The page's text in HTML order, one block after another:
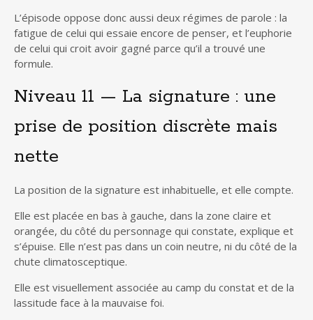
L’épisode oppose donc aussi deux régimes de parole : la
fatigue de celui qui essaie encore de penser, et l’euphorie
de celui qui croit avoir gagné parce qu’il a trouvé une
formule.
Niveau 11 — La signature : une
prise de position discrète mais
nette
La position de la signature est inhabituelle, et elle compte.
Elle est placée en bas à gauche, dans la zone claire et
orangée, du côté du personnage qui constate, explique et
s’épuise. Elle n’est pas dans un coin neutre, ni du côté de la
chute climatosceptique.
Elle est visuellement associée au camp du constat et de la
lassitude face à la mauvaise foi.